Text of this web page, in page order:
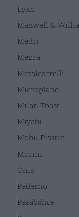
Lyxo
Maxwell &
Medri
Mepra
Metalcarrelli
Microplane
Milan Toast
Miyabi
Mobil Plastic
Morini
Onis
Paderno
Pasabahce